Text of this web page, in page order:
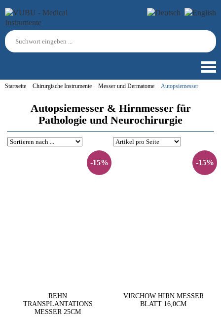
Startseite Chirurgische Instrumente Messer und Dermatome Autopsiemesser
Autopsiemesser & Hirnmesser für
Pathologie und Neurochirurgie
-15%
REHN
TRANSPLANTATIONS
MESSER 25CM
-15%
VIRCHOW HIRN MESSER
BLATT 16,0CM